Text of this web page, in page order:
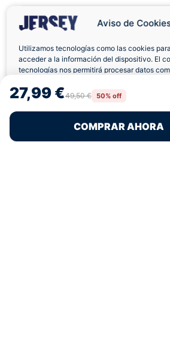
Aviso de
Utilizamos tecnologías como las cookies
acceder a la información del dispositivo. El
tecnologías nos permitirá procesar datos
retirar el consentimiento, puede afectar
características y funciones.
Rechazar
Política de CookiesPolítica de Privacidad
27,99 €49,50 € 50% off
COMPRAR AHORA
Envíos a Domicilio
Pagos 100% Seguros